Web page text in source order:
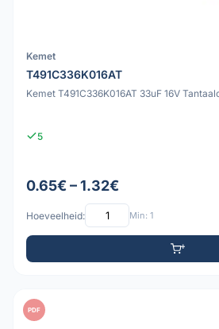
Kemet
T491C336K016AT
Kemet T491C336K016AT 33uF 16V
5
0.65€ – 1.32€
Hoeveelheid: Min: 1
PDF